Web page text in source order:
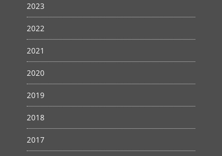
2023
2022
2021
2020
2019
2018
2017